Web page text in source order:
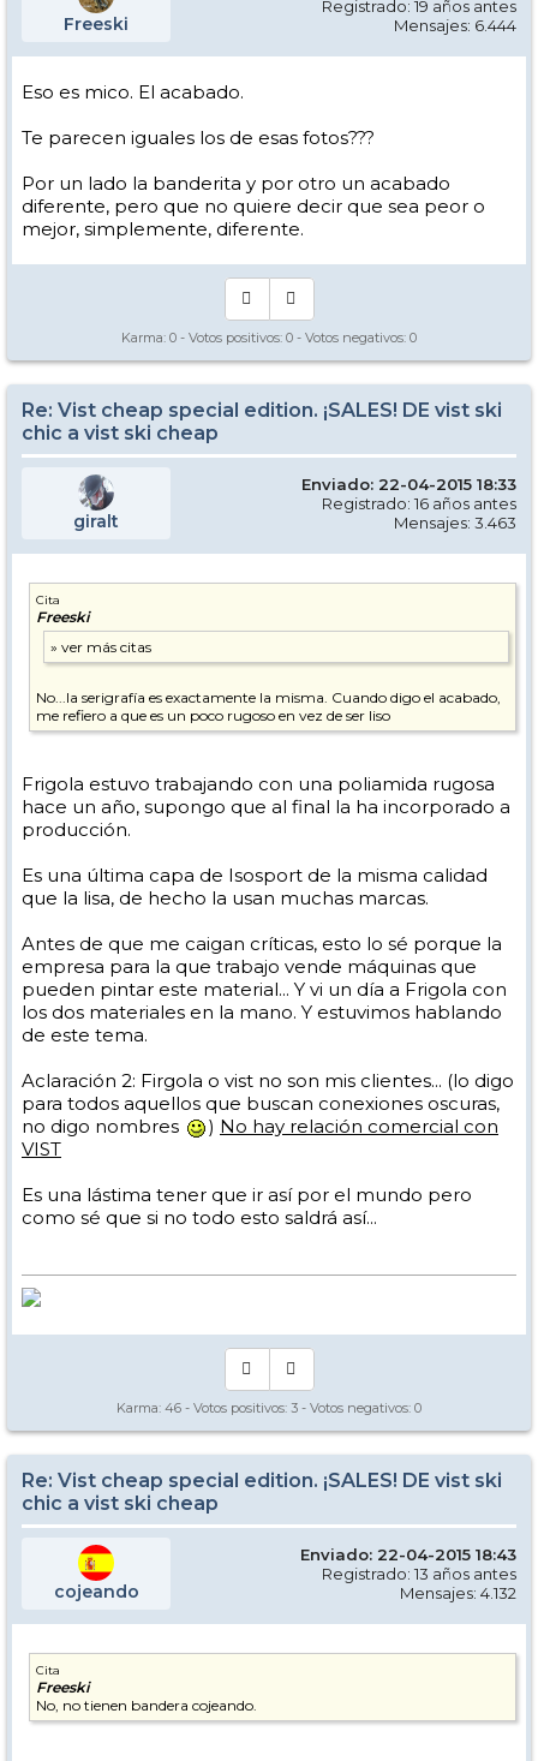
Freeski
Registrado: 19 años antes
Mensajes: 6.444
Eso es mico. El acabado.
Te parecen iguales los de esas fotos???
Por un lado la banderita y por otro un acabado
diferente, pero que no quiere decir que sea peor o
mejor, simplemente, diferente.
Karma: 0 - Votos positivos: 0 - Votos negativos: 0
Re: Vist cheap special edition. ¡SALES! DE vist ski
chic a vist ski cheap
giralt
Enviado: 22-04-2015 18:33
Registrado: 16 años antes
Mensajes: 3.463
Cita
Freeski
No...la serigrafía es exactamente la misma. Cuando digo el acabado,
me refiero a que es un poco rugoso en vez de ser liso
Frigola estuvo trabajando con una poliamida rugosa
hace un año, supongo que al final la ha incorporado a
producción.
Es una última capa de Isosport de la misma calidad
que la lisa, de hecho la usan muchas marcas.
Antes de que me caigan críticas, esto lo sé porque la
empresa para la que trabajo vende máquinas que
pueden pintar este material... Y vi un día a Frigola con
los dos materiales en la mano. Y estuvimos hablando
de este tema.
Aclaración 2: Firgola o vist no son mis clientes... (lo digo
para todos aquellos que buscan conexiones oscuras,
no digo nombres
) No hay relación comercial con
VIST
Es una lástima tener que ir así por el mundo pero
como sé que si no todo esto saldrá así...
Karma: 46 - Votos positivos: 3 - Votos negativos: 0
Re: Vist cheap special edition. ¡SALES! DE vist ski
chic a vist ski cheap
cojeando
Enviado: 22-04-2015 18:43
Registrado: 13 años antes
Mensajes: 4.132
Cita
Freeski
No, no tienen bandera cojeando.